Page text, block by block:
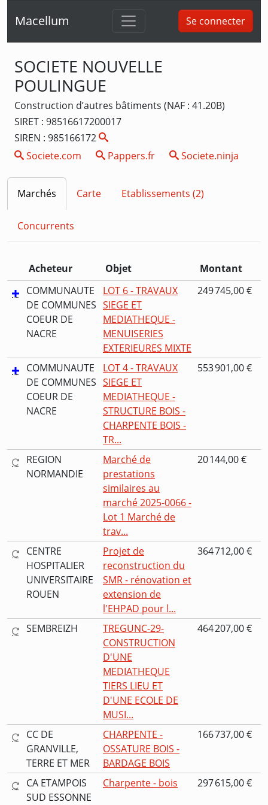
Macellum Se connecter
SOCIETE NOUVELLE
POULINGUE
Construction d’autres bâtiments (NAF : 41.20B)
SIRET : 98516617200017
SIREN : 985166172
Societe.com
Pappers.fr Societe.ninja
Marchés Carte Etablissements (2)
Concurrents
Acheteur Objet
Montant
COMMUNAUTE
DE COMMUNES
COEUR DE
NACRE
LOT 6 - TRAVAUX
SIEGE ET
MEDIATHEQUE -
MENUISERIES
EXTERIEURES MIXTE
249 745,00 €
COMMUNAUTE
DE COMMUNES
COEUR DE
NACRE
LOT 4 - TRAVAUX
SIEGE ET
MEDIATHEQUE -
STRUCTURE BOIS -
CHARPENTE BOIS -
TR...
553 901,00 €
REGION
NORMANDIE
Marché de
prestations
similaires au
marché 2025-0066 -
Lot 1 Marché de
trav...
20 144,00 €
CENTRE
HOSPITALIER
UNIVERSITAIRE
ROUEN
Projet de
reconstruction du
SMR - rénovation et
extension de
l'EHPAD pour l...
364 712,00 €
SEMBREIZH
TREGUNC-29-
CONSTRUCTION
D'UNE
MEDIATHEQUE
TIERS LIEU ET
D'UNE ECOLE DE
MUSI...
464 207,00 €
CC DE
GRANVILLE,
TERRE ET MER
CHARPENTE -
OSSATURE BOIS -
BARDAGE BOIS
166 737,00 €
CA ETAMPOIS
SUD ESSONNE
Charpente - bois 297 615,00 €